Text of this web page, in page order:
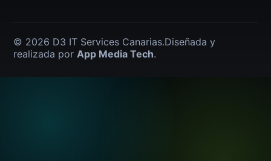
© 2026 D3 IT Services Canarias.Diseñada y
realizada porApp Media Tech.